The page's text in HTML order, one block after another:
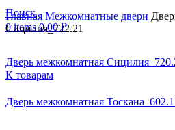
Поиск
0items 0,00₽
Главная Межкомнатные двери
Сицилия_722.21
Дверь межкомнатная
К товарам
Дверь межкомнатная